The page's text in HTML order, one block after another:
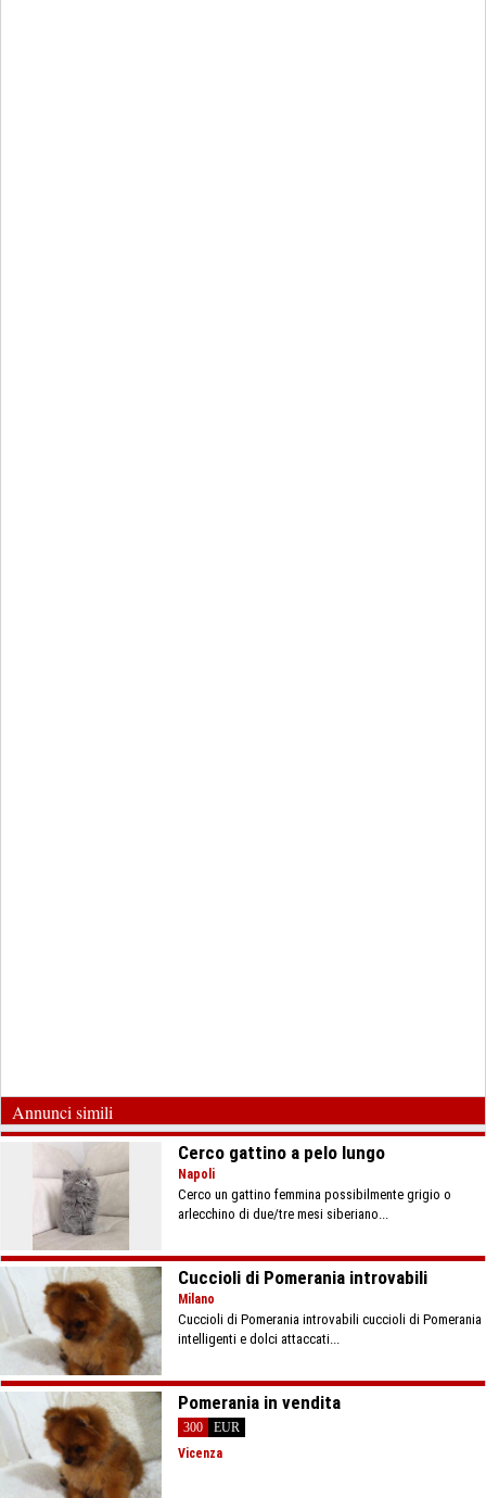
Annunci simili
Cerco gattino a pelo lungo
Napoli
Cerco un gattino femmina possibilmente grigio o
arlecchino di due/tre mesi siberiano...
Cuccioli di Pomerania introvabili
Milano
Cuccioli di Pomerania introvabili cuccioli di Pomerania
intelligenti e dolci attaccati...
Pomerania in vendita
300
EUR
Vicenza